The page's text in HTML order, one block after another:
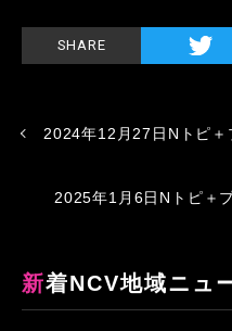
SHARE
2024年12月27日Nトピ＋
2025年1月6日Nトピ＋
新着NCV地域ニュ